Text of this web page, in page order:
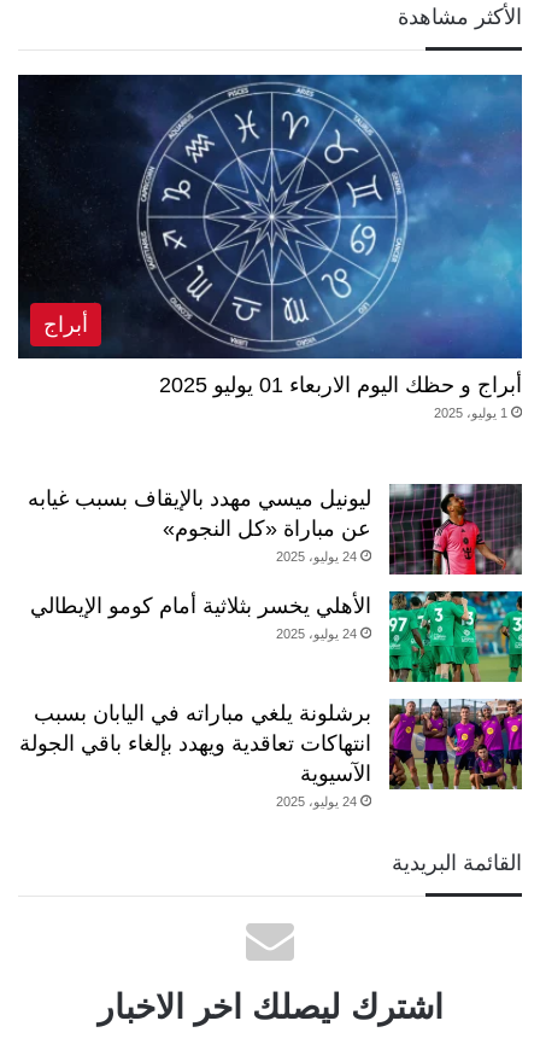
الأكثر مشاهدة
أبراج
أبراج و حظك اليوم الاربعاء 01 يوليو 2025
1 يوليو، 2025
ليونيل ميسي مهدد بالإيقاف بسبب غيابه
عن مباراة «كل النجوم»
24 يوليو، 2025
الأهلي يخسر بثلاثية أمام كومو الإيطالي
24 يوليو، 2025
برشلونة يلغي مباراته في اليابان بسبب
انتهاكات تعاقدية ويهدد بإلغاء باقي الجولة
الآسيوية
24 يوليو، 2025
القائمة البريدية
اشترك ليصلك اخر الاخبار